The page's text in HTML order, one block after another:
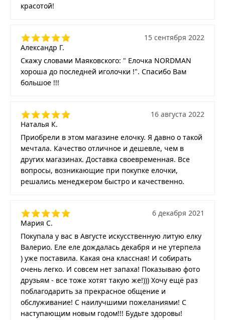
красотой!
Александр Г.
15 сентября 2022
Скажу словами Маяковского: " Елочка NORDMAN
хороша до последней иголочки !". Спасибо Вам
большое !!!
Наталья К.
16 августа 2022
Приобрели в этом магазине елочку. Я давно о такой
мечтала. Качество отличное и дешевле, чем в
других магазинах. Доставка своевременная. Все
вопросы, возникающие при покупке елочки,
решались менеджером быстро и качественно.
Мария С.
6 декабря 2021
Покупала у вас в Августе искусственную литую елку
Валерио. Еле еле дождалась декабря и не утерпела
) уже поставила. Какая она классная! И собирать
очень легко. И совсем нет запаха! Показываю фото
друзьям - все тоже хотят такую же!))) Хочу ещё раз
поблагодарить за прекрасное общение и
обслуживание! С наилучшими пожеланиями! С
наступающим новым годом!!! Будьте здоровы!